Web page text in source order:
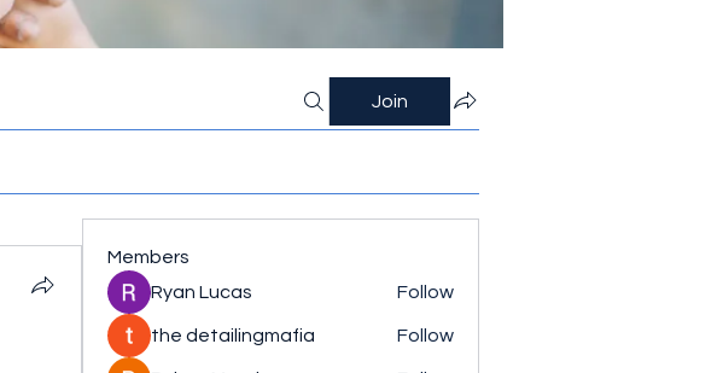
Join
Members
Ryan Lucas
Follow
the detailingmafia Follow